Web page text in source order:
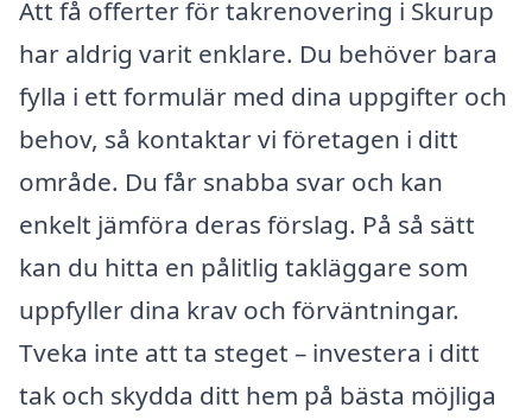
Att få offerter för takrenovering i Skurup
har aldrig varit enklare. Du behöver bara
fylla i ett formulär med dina uppgifter och
behov, så kontaktar vi företagen i ditt
område. Du får snabba svar och kan
enkelt jämföra deras förslag. På så sätt
kan du hitta en pålitlig takläggare som
uppfyller dina krav och förväntningar.
Tveka inte att ta steget – investera i ditt
tak och skydda ditt hem på bästa möjliga